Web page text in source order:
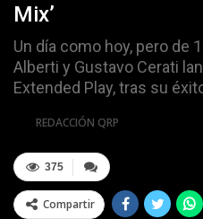
Mix’
Un día como hoy, pero de
Alberti y Gustavo Cerati
Extended Play, tras su
REDACCIÓN QRP
375
Compartir